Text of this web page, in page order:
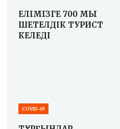
ЕЛІМІЗГЕ 700 МЫҢ
ШЕТЕЛДІК ТУРИСТ
КЕЛЕДІ
COVID-19